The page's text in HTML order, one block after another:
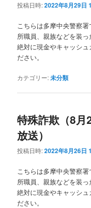
投稿日時:2022年8月29日
こちらは多摩中央警察
所職員、親族などを装っ
絶対に現金やキャッシ
ださい。
カテゴリー:未分類
特殊詐欺（8
放送）
投稿日時:2022年8月26日
こちらは多摩中央警察
所職員、親族などを装っ
絶対に現金やキャッシ
ださい。